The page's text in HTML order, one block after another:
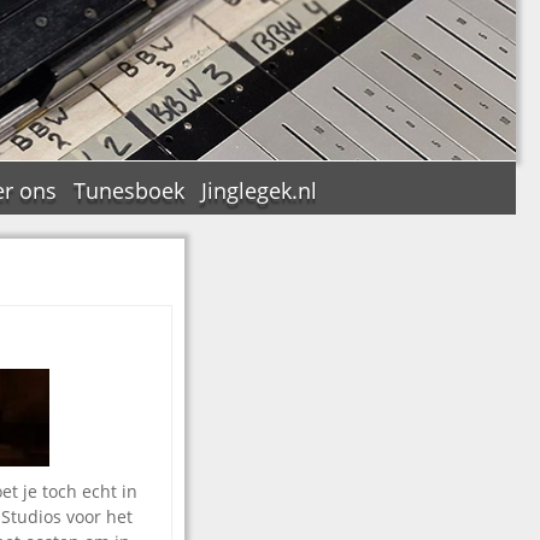
ons Tunesboek Jinglegek.nl
je toch echt in
voor het